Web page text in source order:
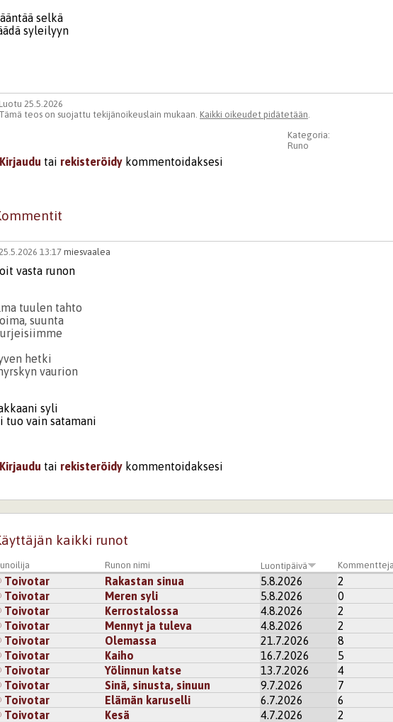
selkä
syleilyyn
Luotu 25.5.2026
Tämä teos on suojattu tekijänoikeuslain mukaan. Kaikki oikeudet pidätetään.
Kategoria:
Runo
Kirjaudu tai rekisteröidy kommentoidaksesi
25.5.2026 13:17 miesvaalea
vasta runon
tuulen tahto
suunta
hetki
vaurion
syli
tuo vain satamani
Kirjaudu tai rekisteröidy kommentoidaksesi
25.5.2026 16:44Toivotar
Kirjaudutairekisteröidy
kaikki runot
Runon nimi Luontipäivä Kommentteja
Toivotar Rakastan sinua 5.8.2026 2
Toivotar
Meren syli 5.8.2026 0
Toivotar
Kerrostalossa 4.8.2026 2
Toivotar
Mennyt ja tuleva 4.8.2026 2
Toivotar
Olemassa 21.7.2026 8
Toivotar
Kaiho 16.7.2026 5
Toivotar
Yölinnun katse 13.7.2026 4
Toivotar
Sinä, sinusta, sinuun 9.7.2026 7
Toivotar
Elämän karuselli 6.7.2026 6
Toivotar
Kesä 4.7.2026 2